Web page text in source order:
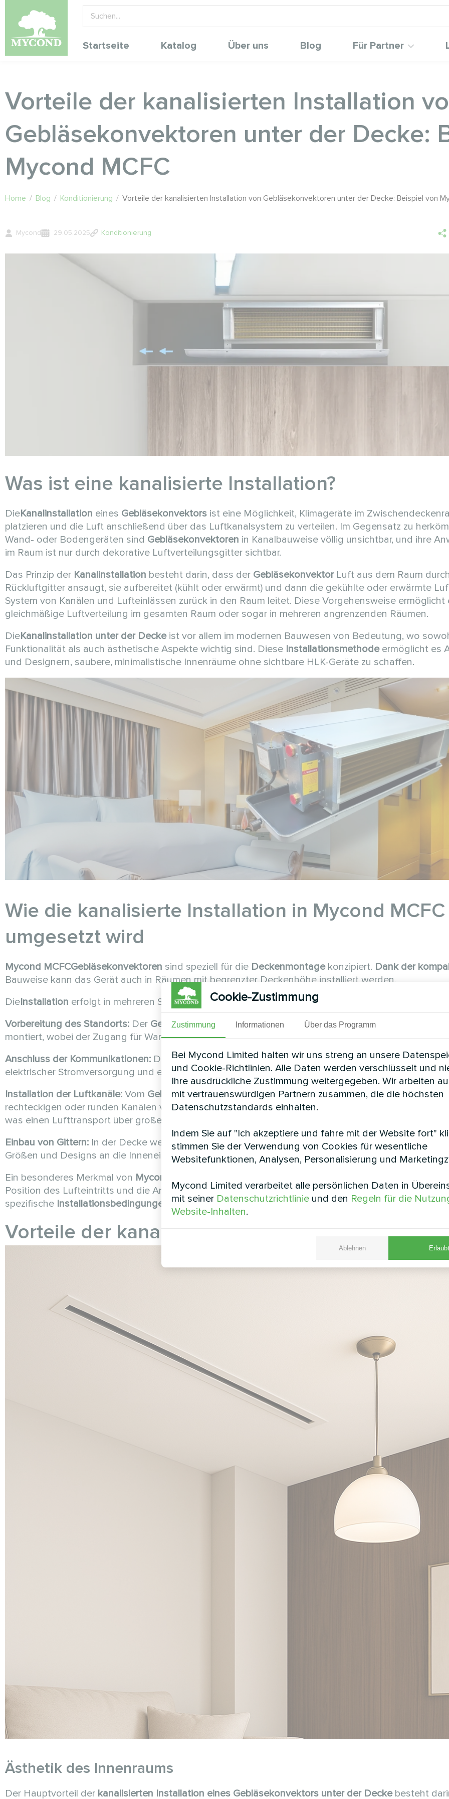
Startseite Katalog Über uns Blog Für Partner
Vorteile der kanalisierten Installation
Gebläsekonvektoren unter der Decke:
Mycond MCFC
Home / Blog / Konditionierung / Vorteile der kanalisierten Installation von Gebläsekonvektoren unter der Decke: Beispiel von
Mycond 29.05.2025 Konditionierung
Was ist eine kanalisierte Installation?
DieKanalinstallation eines Gebläsekonvektors ist eine Möglichkeit, Klimageräte im
platzieren und die Luft anschließend über das Luftkanalsystem zu verteilen. Im Gegensatz zu
Wand- oder Bodengeräten sind Gebläsekonvektoren in Kanalbauweise völlig unsichtbar, und ihre
im Raum ist nur durch dekorative Luftverteilungsgitter sichtbar.
Das Prinzip der Kanalinstallation besteht darin, dass der GebläsekonvektorLuft aus dem Raum
Rückluftgitter ansaugt, sie aufbereitet (kühlt oder erwärmt) und dann die gekühlte oder erwärmte
System von Kanälen und Lufteinlässen zurück in den Raum leitet. Diese Vorgehensweise ermöglicht
gleichmäßige Luftverteilung im gesamten Raum oder sogar in mehreren angrenzenden Räumen.
DieKanalinstallation unter der Deckeist vor allem im modernen Bauwesen von Bedeutung, wo
Funktionalität als auch ästhetische Aspekte wichtig sind. Diese Installationsmethodeermöglicht es
und Designern, saubere, minimalistische Innenräume ohne sichtbare HLK-Geräte zu schaffen.
Wie die kanalisierte Installation in Mycond MCFC
umgesetzt wird
Mycond MCFCGebläsekonvektoren sind speziell für die Deckenmontagekonzipiert. Dank der
Bauweise kann das Gerät auch in Räumen mit begrenzter Deckenhöhe installiert werden.
DieInstallation erfolgt in mehreren Schritten:
Vorbereitung des Standorts: Der Gebläsekonvektor
wird auf speziellen Aufhängungen im
montiert, wobei der Zugang für Wartung und Filterwechsel berücksichtigt wird.
Anschluss der Kommunikationen: Das Gerät wird mit Kalt- und Warmwasserleitungen (bei der 4-
elektrischer Stromversorgung und einem Abflusssystem für den Kondensatabfluss geliefert.
Installation der Luftkanäle: Vom Gebläsekonvektorbis zu den Luftaustrittsstellen wird ein System aus
rechteckigen oder runden Kanälen verlegt. DerMycond MCFCbietet einen statischen Druck von bis
was einen Lufttransport über große Entfernungen ermöglicht.
Einbau von Gittern: In der Decke werden dekorative Luftein- und -auslassgitter installiert, die in
Größen und Designs an die Inneneinrichtung angepasst werden können.
Ein besonderes Merkmal von Mycond MCFC
ist die Möglichkeit der flexiblen Konfiguration: Sie
Position des Lufteintritts und die Anschlussmöglichkeit der Rohrleitungen wählen, was die
spezifische Installationsbedingungen vereinfacht.
Vorteile der kanalisierten Installation
Ästhetik des Innenraums
Der Hauptvorteil der kanalisierten Installation eines Gebläsekonvektors unter der Deckebesteht
Cookie-Zustimmung
Zustimmung Informationen Über das Programm
Bei Mycond Limited halten wir uns streng an unsere
und Cookie-Richtlinien. Alle Daten werden verschlüsselt und
Ihre ausdrückliche Zustimmung weitergegeben. Wir arbeiten
mit vertrauenswürdigen Partnern zusammen, die die höchsten
Datenschutzstandards einhalten.
Indem Sie auf "Ich akzeptiere und fahre mit der Website fort"
stimmen Sie der Verwendung von Cookies für wesentliche
Websitefunktionen, Analysen, Personalisierung und
Mycond Limited verarbeitet alle persönlichen Daten in
mit seiner Datenschutzrichtlinie und den Regeln für die
Website-Inhalten.
Ablehnen